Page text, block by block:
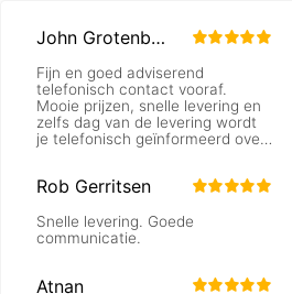
John Grotenboer
Fijn en goed adviserend
telefonisch contact vooraf.
Mooie prijzen, snelle levering en
zelfs dag van de levering wordt
je telefonisch geïnformeerd over
Rob Gerritsen
Snelle levering. Goede
communicatie.
Atnan